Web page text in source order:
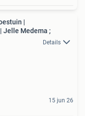
|
Jelle Medema ;
Details
15 jun 26